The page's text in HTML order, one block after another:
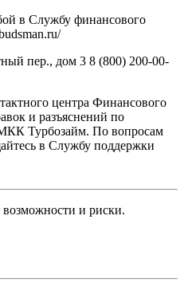
в Службу финансового
пер., дом 3 8 (800) 200-00-
центра Финансового
и разъяснений по
Турбозайм. По вопросам
в Службу поддержки
и риски.